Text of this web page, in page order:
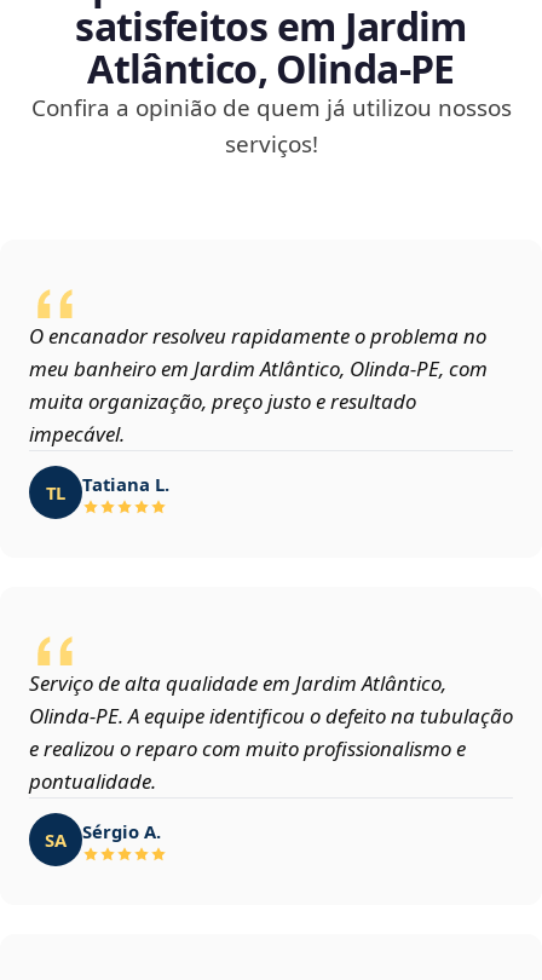
satisfeitos em Jardim
Atlântico, Olinda‑PE
Confira a opinião de quem já utilizou nossos
serviços!
O encanador resolveu rapidamente o problema no
meu banheiro em Jardim Atlântico, Olinda‑PE, com
muita organização, preço justo e resultado
impecável.
TL Tatiana L.
Serviço de alta qualidade em Jardim Atlântico,
Olinda‑PE. A equipe identificou o defeito na tubulação
e realizou o reparo com muito profissionalismo e
pontualidade.
SA Sérgio A.